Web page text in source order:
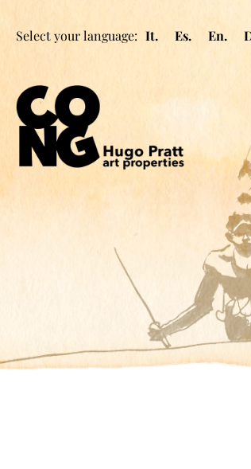
Select your language: It. Es. En.